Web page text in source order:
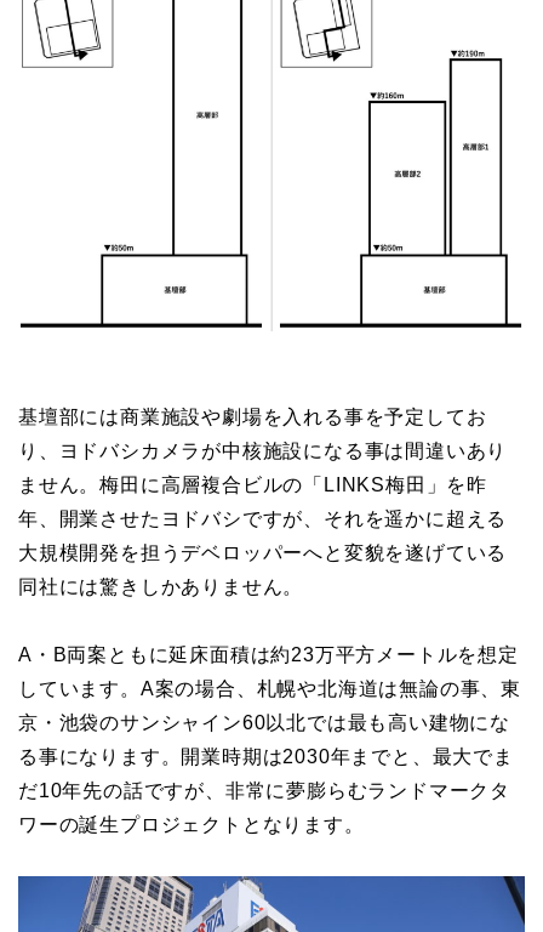
基壇部には商業施設や劇場を入れる事を予定してお
り、ヨドバシカメラが中核施設になる事は間違いあり
ません。梅田に高層複合ビルの「LINKS梅田」を昨
年、開業させたヨドバシですが、それを遥かに超える
大規模開発を担うデベロッパーへと変貌を遂げている
同社には驚きしかありません。
A・B両案ともに延床面積は約23万平方メートルを想定
しています。A案の場合、札幌や北海道は無論の事、東
京・池袋のサンシャイン60以北では最も高い建物にな
る事になります。開業時期は2030年までと、最大でま
だ10年先の話ですが、非常に夢膨らむランドマークタ
ワーの誕生プロジェクトとなります。